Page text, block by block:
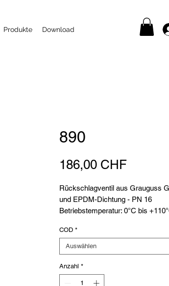
Produkte Download
890
186,00 CHFPreis
Rückschlagventil aus Grauguss
und EPDM-Dichtung - PN 16
Betriebstemperatur: 0°C bis
COD *
Auswählen
Anzahl *